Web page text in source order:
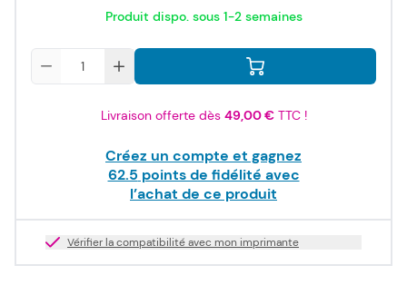
Produit dispo. sous 1-2 semaines
Livraison offerte dès 49,00 €TTC !
Créez un compte et gagnez
62.5 points de fidélité avec
l’achat de ce produit
Vérifier la compatibilité avec mon imprimante